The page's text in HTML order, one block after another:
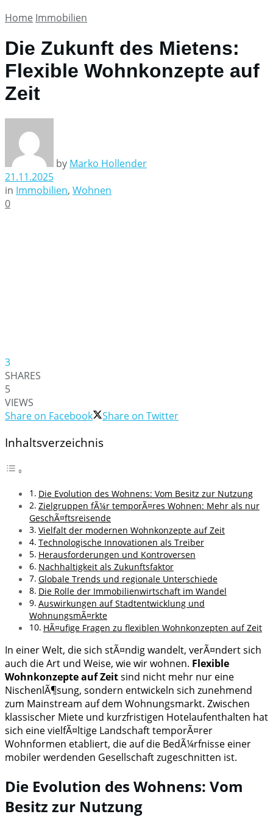
Home Immobilien
Die Zukunft des Mietens:
Flexible Wohnkonzepte auf
Zeit
by Marko Hollender
21.11.2025
in Immobilien, Wohnen
0
3
SHARES
5
VIEWS
Share on Facebook
Share on Twitter
Inhaltsverzeichnis
Die Evolution des Wohnens: Vom Besitz zur Nutzung
Zielgruppen fÃ¼r temporÃ¤res Wohnen: Mehr als nur
GeschÃ¤ftsreisende
Vielfalt der modernen Wohnkonzepte auf Zeit
Technologische Innovationen als Treiber
Herausforderungen und Kontroversen
Nachhaltigkeit als Zukunftsfaktor
Globale Trends und regionale Unterschiede
Die Rolle der Immobilienwirtschaft im Wandel
Auswirkungen auf Stadtentwicklung und
WohnungsmÃ¤rkte
HÃ¤ufige Fragen zu flexiblen Wohnkonzepten auf Zeit
In einer Welt, die sich stÃ¤ndig wandelt, verÃ¤ndert sich
auch die Art und Weise, wie wir wohnen. Flexible
Wohnkonzepte auf Zeitsind nicht mehr nur eine
NischenlÃ¶sung, sondern entwickeln sich zunehmend
zum Mainstream auf dem Wohnungsmarkt. Zwischen
klassischer Miete und kurzfristigen Hotelaufenthalten hat
sich eine vielfÃ¤ltige Landschaft temporÃ¤rer
Wohnformen etabliert, die auf die BedÃ¼rfnisse einer
mobiler werdenden Gesellschaft zugeschnitten ist.
Die Evolution des Wohnens: Vom
Besitz zur Nutzung